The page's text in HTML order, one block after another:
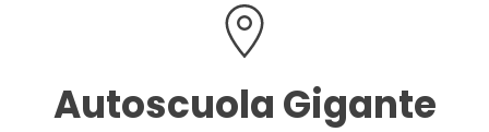
Autoscuola Gigante